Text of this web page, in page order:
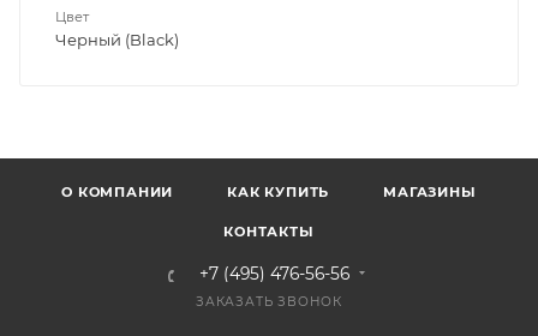
Цвет
Черный (Black)
О КОМПАНИИ КАК КУПИТЬ МАГАЗИНЫ
КОНТАКТЫ
+7 (495) 476-56-56
ЗАКАЗАТЬ ЗВОНОК